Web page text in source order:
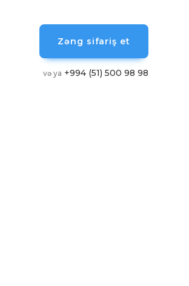
Zəng sifariş et
və ya +994 (51) 500 98 98